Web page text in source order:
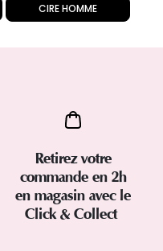
CIRE HOMME
Retirez votre
commande en 2h
en magasin avec le
Click & Collect